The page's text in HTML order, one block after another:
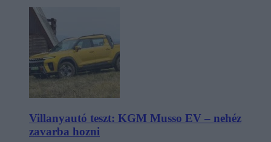
Villanyautó teszt: KGM Musso EV – nehéz
zavarba hozni